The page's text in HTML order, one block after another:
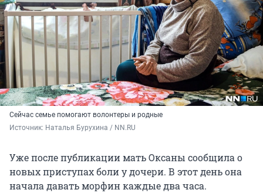
Сейчас семье помогают волонтеры и родные
Источник: Наталья Бурухина / NN.RU
Уже после публикации мать Оксаны сообщила о
новых приступах боли у дочери. В этот день она
начала давать морфин каждые два часа.